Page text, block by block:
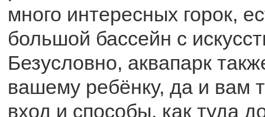
много интересных горок,
большой бассейн с
Безусловно, аквапарк
вашему ребёнку, да и вам
вход и способы, как туда